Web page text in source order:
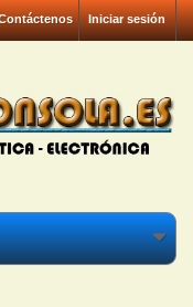
Iniciar sesión